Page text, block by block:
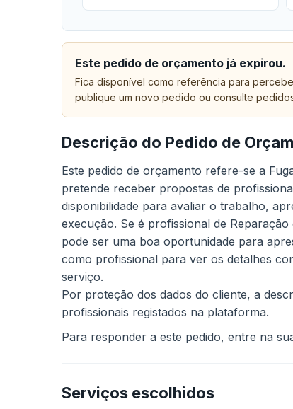
Este pedido de orçamento já expirou.
Fica disponível como referência para
publique um novo pedido ou consulte
Descrição do Pedido de
Este pedido de orçamento refere-se a
pretende receber propostas de
disponibilidade para avaliar o trabalho,
execução. Se é profissional de
pode ser uma boa oportunidade para
como profissional para ver os detalhes
serviço.
Por proteção dos dados do cliente, a
profissionais registados na plataforma.
Para responder a este pedido, entre na
Serviços escolhidos